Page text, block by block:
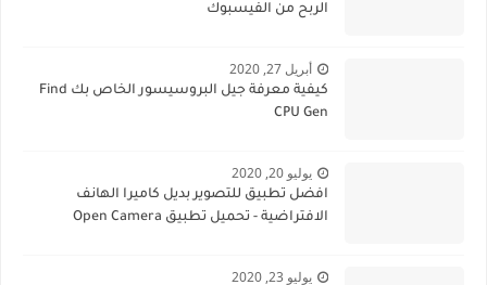
الربح من الفيسبوك
أبريل 27, 2020
كيفية معرفة جيل البروسيسور الخاص بك Find
CPU Gen
يوليو 20, 2020
افضل تطبيق للتصوير بديل كاميرا الهانف
الافتراضية - تحميل تطبيق Open Camera
يوليو 23, 2020